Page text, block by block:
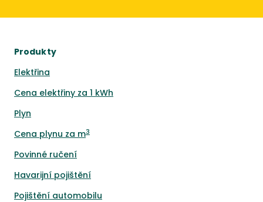
Produkty
Elektřina
Cena elektřiny za 1 kWh
Plyn
Cena plynu za m3
Povinné ručení
Havarijní pojištění
Pojištění automobilu